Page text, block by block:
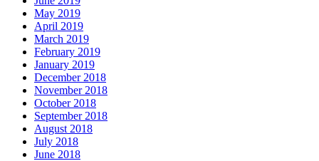
May 2019
April 2019
March 2019
February 2019
January 2019
December 2018
November 2018
October 2018
September 2018
August 2018
July 2018
June 2018